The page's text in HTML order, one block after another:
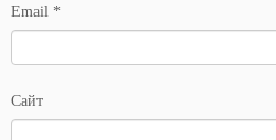
Email *
Сайт